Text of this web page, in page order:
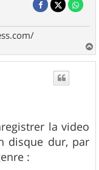
a
u
la video
disque dur, par
: